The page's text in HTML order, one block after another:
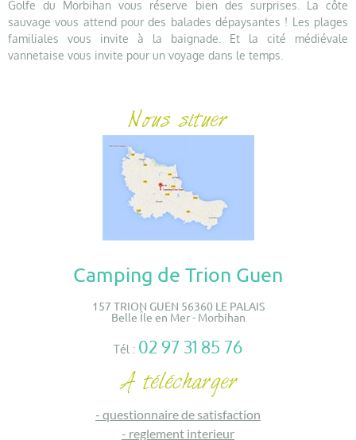
Golfe du Morbihan vous réserve bien des surprises. La côte
sauvage vous attend pour des balades dépaysantes ! Les plages
familiales vous invite à la baignade. Et la cité médiévale
vannetaise vous invite pour un voyage dans le temps.
Camping de Trion Guen
157 TRION GUEN 56360 LE PALAIS
Belle Île en Mer - Morbihan
Tél : 02 97 31 85 76
- questionnaire de satisfaction
- reglement interieur